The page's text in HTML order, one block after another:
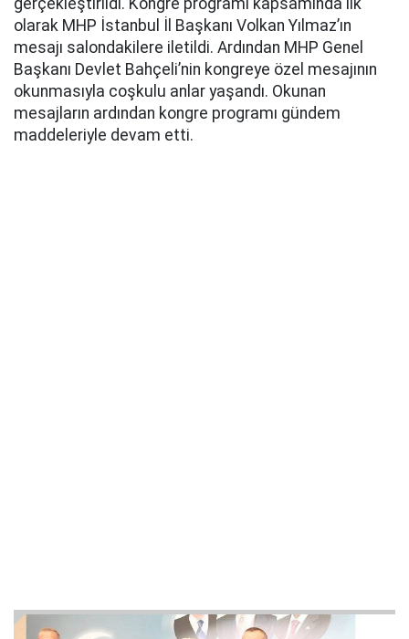
gerçekleştirildi. Kongre programı kapsamında ilk
olarak MHP İstanbul İl Başkanı Volkan Yılmaz’ın
mesajı salondakilere iletildi. Ardından MHP Genel
Başkanı Devlet Bahçeli’nin kongreye özel mesajının
okunmasıyla coşkulu anlar yaşandı. Okunan
mesajların ardından kongre programı gündem
maddeleriyle devam etti.